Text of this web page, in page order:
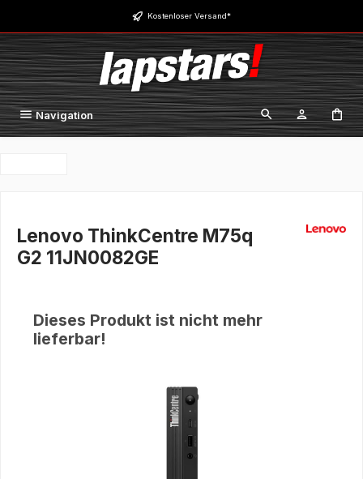
Zum Hauptinhalt springen Kostenloser Versand*
Navigation
Lenovo ThinkCentre M75q
G2 11JN0082GE
Dieses Produkt ist nicht mehr
lieferbar!